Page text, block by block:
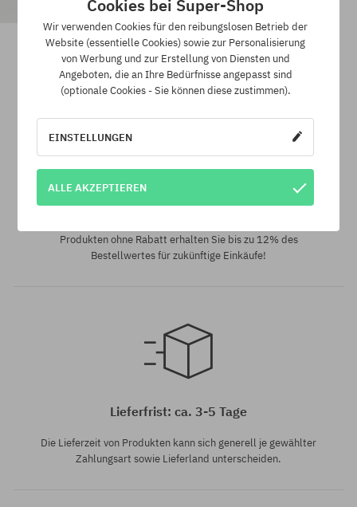
Universalgröße Universalgröße
DC Dc 1994 Sport Cap
37,90 € 15,90 €
SuperClub Loyalitätsprogramm
Produkten ohne Rabatt erhalten Sie bis zu 12% des
Bestellwertes für zukünftige Einkäufe!
Lieferfrist: ca. 3-5 Tage
Die Lieferzeit von Produkten kann sich generell je gewählter
Zahlungsart sowie Lieferland unterscheiden.
Cookies bei Super-Shop
Wir verwenden Cookies für den reibungslosen Betrieb der
Website (essentielle Cookies) sowie zur Personalisierung
von Werbung und zur Erstellung von Diensten und
Angeboten, die an Ihre Bedürfnisse angepasst sind
(optionale Cookies - Sie können diese zustimmen).
EINSTELLUNGEN
ALLE AKZEPTIEREN